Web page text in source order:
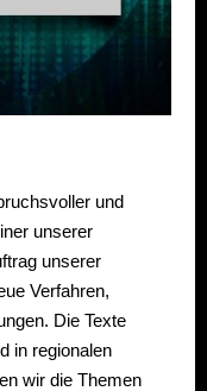
und
unserer
unserer
Verfahren,
Die Texte
in regionalen
wir die Themen